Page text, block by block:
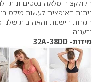
הקולקציה מלאה בסטים וניתן
ניתנת האופציה לעשות מיקס
הגזרות הישנות והאהובות
ורעננה.
מידות- 32A-38DD